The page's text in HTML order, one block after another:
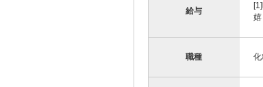
給与
職種